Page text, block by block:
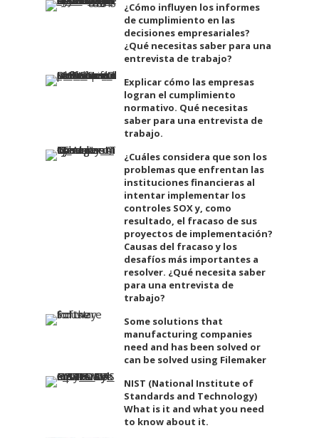
¿Cómo influyen los informes
de cumplimiento en las
decisiones empresariales?
¿Qué necesitas saber para una
entrevista de trabajo?
Explicar cómo las empresas
logran el cumplimiento
normativo. Qué necesitas
saber para una entrevista de
trabajo.
¿Cuáles considera que son los
problemas que enfrentan las
instituciones financieras al
intentar implementar los
controles SOX y, como
resultado, el fracaso de sus
proyectos de implementación?
Causas del fracaso y los
desafíos más importantes a
resolver. ¿Qué necesita saber
para una entrevista de
trabajo?
Some solutions that
manufacturing companies
need and has been solved or
can be solved using Filemaker
NIST (National Institute of
Standards and Technology)
What is it and what you need
to know about it.